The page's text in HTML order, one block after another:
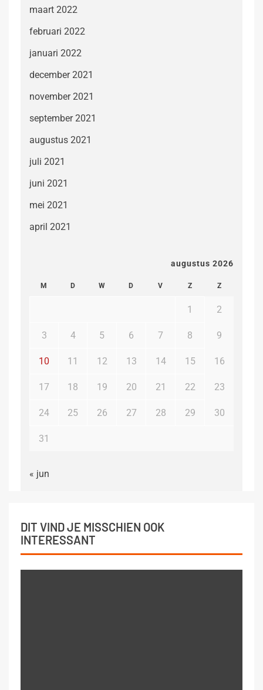
maart 2022
februari 2022
januari 2022
december 2021
november 2021
september 2021
augustus 2021
juli 2021
juni 2021
mei 2021
april 2021
augustus 2026
M D W D V Z Z
1 2
3 4 5 6 7 8 9
10 11 12 13 14 15 16
17 18 19 20 21 22 23
24 25 26 27 28 29 30
31
« jun
DIT VIND JE MISSCHIEN OOK
INTERESSANT